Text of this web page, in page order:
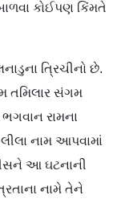
કોઈપણ કિંમતે
ત્રિચીનો છે.
તમિલાર સંગમ
રામના
નામ આપવામાં
આ ઘટનાની
નામે તેને